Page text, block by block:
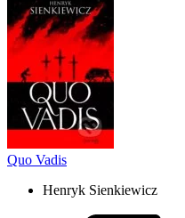
Quo Vadis
Henryk Sienkiewicz